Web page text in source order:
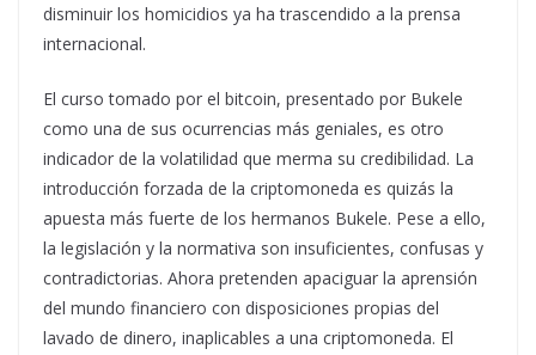
disminuir los homicidios ya ha trascendido a la prensa
internacional.
El curso tomado por el bitcoin, presentado por Bukele
como una de sus ocurrencias más geniales, es otro
indicador de la volatilidad que merma su credibilidad. La
introducción forzada de la criptomoneda es quizás la
apuesta más fuerte de los hermanos Bukele. Pese a ello,
la legislación y la normativa son insuficientes, confusas y
contradictorias. Ahora pretenden apaciguar la aprensión
del mundo financiero con disposiciones propias del
lavado de dinero, inaplicables a una criptomoneda. El